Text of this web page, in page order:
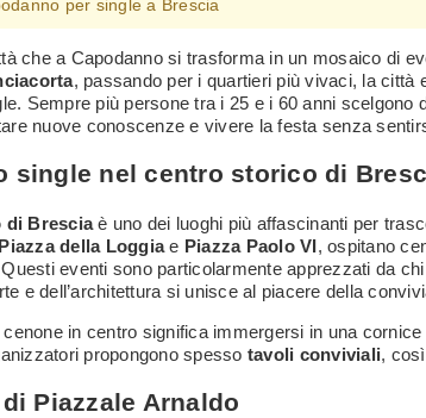
per single a Brescia
che a Capodanno si trasforma in un mosaico di
, passando per i quartieri più vivaci, la città
Sempre più persone tra i 25 e i 60 anni scelgono
nuove conoscenze e vivere la festa senza
single nel centro storico di
di Bresciaè uno dei luoghi più affascinanti per
Piazza della Loggiae Piazza Paolo VI, ospitano
Questi eventi sono particolarmente apprezzati da
e dell’architettura si unisce al piacere della
in centro significa immergersi in una
propongono spesso tavoli conviviali,
Piazzale Arnaldo